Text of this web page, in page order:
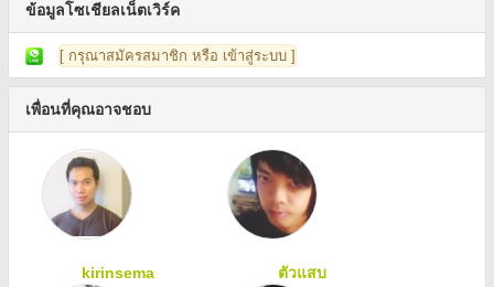
ข้อมูลโซเชียลเน็ตเวิร์ค
[ กรุณาสมัครสมาชิก หรือ เข้าสู่ระบบ ]
เพื่อนที่คุณอาจชอบ
kirinsema ตัวแสบ